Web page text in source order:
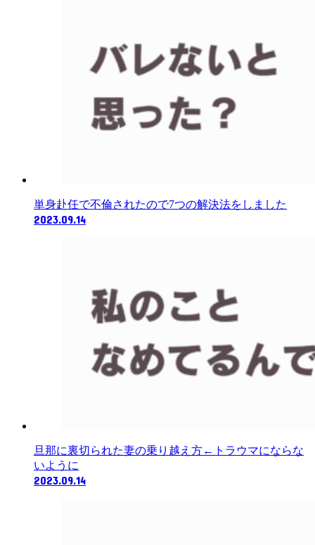
単身赴任で不倫されたので7つの解決法をしました
2023.09.14
旦那に裏切られた妻の乗り越え方←トラウマにならな
いように
2023.09.14